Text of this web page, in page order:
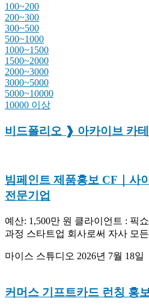
100~200
200~300
300~500
500~1000
1000~1500
1500~2000
2000~3000
3000~5000
5000~10000
10000 이상
비드폴리오 ❱ 아카이브 카
빔페인트 제품홍보 CF｜사
전문기업
예산: 1,500만 원 클라이언트 : 픽
과정 스타트업 회사로써 자사 모
마이스 스튜디오 2026년 7월 18일
커머스 기프트카드 런칭 홍